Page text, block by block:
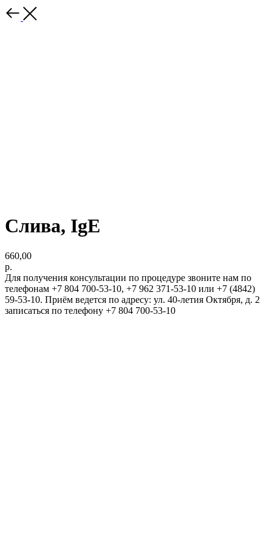
Слива, IgE
660,00
р.
Для получения консультации по процедуре звоните нам по
телефонам +7 804 700-53-10, +7 962 371-53-10 или +7 (4842)
59-53-10. Приём ведется по адресу: ул. 40-летия Октября, д. 2
записаться по телефону +7 804 700-53-10